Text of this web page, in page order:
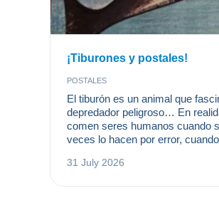
¡Tiburones y postales!
POSTALES
El tiburón es un animal que
depredador peligroso… En
comen seres humanos cuando
veces lo hacen por error,
los tiburones, mientras que el
31 July 2026